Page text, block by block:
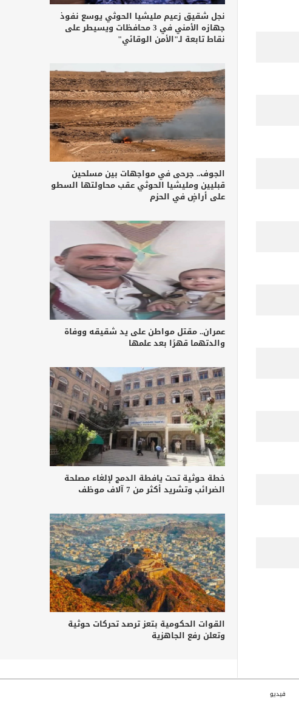
نجل شقيق زعيم مليشيا الحوثي يوسع نفوذ
جهازه الأمني في 3 محافظات ويسيطر على
نقاط تابعة لـ"الأمن الوقائي"
الجوف.. جرحى في مواجهات بين مسلحين
قبليين ومليشيا الحوثي عقب محاولتها السطو
على أراضٍ في الحزم
عمران.. مقتل مواطن على يد شقيقه ووفاة
والدتهما قهرًا بعد علمها
خطة حوثية تحت يافطة الدمج لإلغاء مصلحة
الضرائب وتشريد أكثر من 7 آلاف موظف
القوات الحكومية بتعز ترصد تحركات حوثية
وتعلن رفع الجاهزية
فيديو